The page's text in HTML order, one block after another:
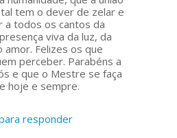
tem o dever de zelar e
a todos os cantos da
viva da luz, da
amor. Felizes os que
perceber. Parabéns a
e que o Mestre se faça
hoje e sempre.
responder